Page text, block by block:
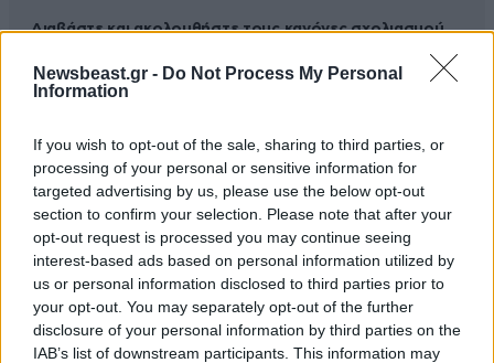
Newsbeast.gr - Do Not Process My Personal
Information
If you wish to opt-out of the sale, sharing to third parties, or
processing of your personal or sensitive information for
targeted advertising by us, please use the below opt-out
section to confirm your selection. Please note that after your
opt-out request is processed you may continue seeing
interest-based ads based on personal information utilized by
us or personal information disclosed to third parties prior to
your opt-out. You may separately opt-out of the further
disclosure of your personal information by third parties on the
IAB’s list of downstream participants. This information may
Διαβάστε και ακολουθήστε τους κανόνες σχολιασμού
ΠΡΟΣΘΗΚΗ
Επαναλαμβάνω 05·08·2020 21:49
To 1917 στο Χάλιφαξ της Νέας Σκωτίας (Καναδάς), ένα
πλοίο με πολεμοφόδια αντίστοιχα 3 χιλιάδων τόνων
ΤΝΤ πήρε φωτιά. Από την έκρηξη υπήρξαν 3 χιλιάδες
νεκροί, 6 χιλιάδες τραυματίες και 30 χιλιάδες άστεγοι.
Από την αρχική έκρηξη ισοπεδώθηκαν σπίτια,